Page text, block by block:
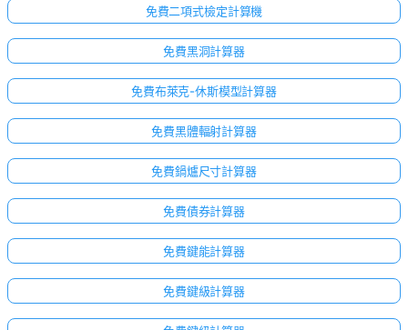
免費二項式檢定計算機
免費黑洞計算器
免費布萊克-休斯模型計算器
免費黑體輻射計算器
免費鍋爐尺寸計算器
免費債券計算器
免費鍵能計算器
免費鍵級計算器